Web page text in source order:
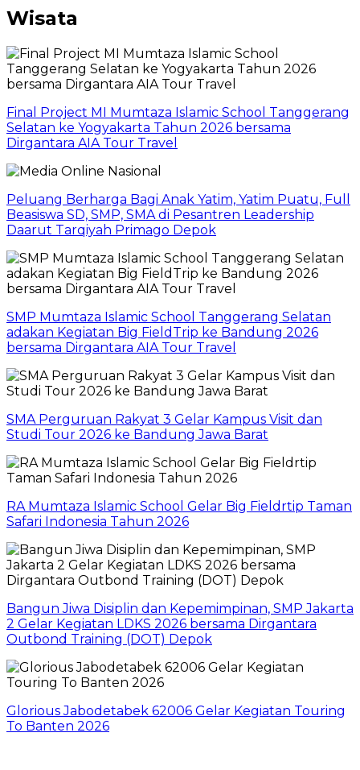
Wisata
Final Project MI Mumtaza Islamic School Tanggerang
Selatan ke Yogyakarta Tahun 2026 bersama
Dirgantara AIA Tour Travel
Peluang Berharga Bagi Anak Yatim, Yatim Puatu, Full
Beasiswa SD, SMP, SMA di Pesantren Leadership
Daarut Tarqiyah Primago Depok
SMP Mumtaza Islamic School Tanggerang Selatan
adakan Kegiatan Big FieldTrip ke Bandung 2026
bersama Dirgantara AIA Tour Travel
SMA Perguruan Rakyat 3 Gelar Kampus Visit dan
Studi Tour 2026 ke Bandung Jawa Barat
RA Mumtaza Islamic School Gelar Big Fieldrtip Taman
Safari Indonesia Tahun 2026
Bangun Jiwa Disiplin dan Kepemimpinan, SMP Jakarta
2 Gelar Kegiatan LDKS 2026 bersama Dirgantara
Outbond Training (DOT) Depok
Glorious Jabodetabek 62006 Gelar Kegiatan Touring
To Banten 2026